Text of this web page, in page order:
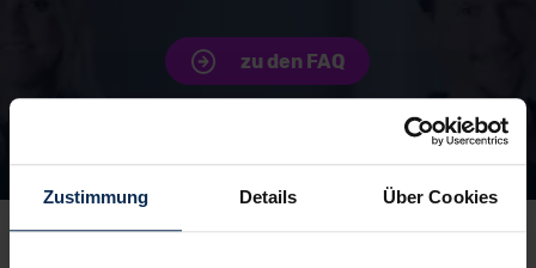
Zustimmung Details Über Cookies
zu den FAQ
Unsere Top Marken